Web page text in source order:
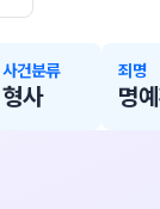
사건분류
형사
죄명
명